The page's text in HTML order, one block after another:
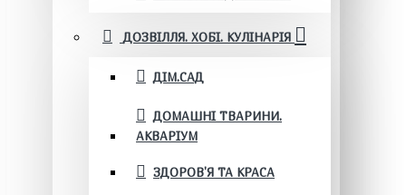
ДОЗВІЛЛЯ. ХОБІ. КУЛІНАРІЯ
ДІМ.САД
ДОМАШНІ ТВАРИНИ.
АКВАРІУМ
ЗДОРОВ'Я ТА КРАСА